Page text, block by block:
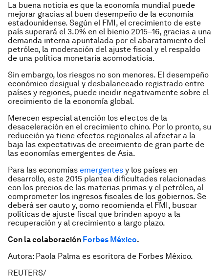
La buena noticia es que la econo­mía mundial puede
mejorar gracias al buen desempeño de la economía
estadounidense. Según el FMI, el crecimiento de este
país superará el 3.0% en el bienio 2015–16, gracias a una
demanda interna apuntalada por el abaratamiento del
petróleo, la moderación del ajuste fiscal y el respaldo
de una política monetaria acomodaticia.
Sin embargo, los riesgos no son menores. El desempeño
económico desigual y desbalanceado registrado entre
países y regiones, puede incidir negativamente sobre el
crecimiento de la economía global.
Merecen especial atención los efectos de la
desaceleración en el crecimiento chino. Por lo pronto, su
reducción ya tiene efectos regionales al afectar a la
baja las expectativas de crecimiento de gran parte de
las economías emergentes de Asia.
Para las economías emergentes y los países en
desarrollo, este 2015 plantea dificultades relacionadas
con los precios de las materias primas y el petróleo, al
comprometer los ingre­sos fiscales de los gobiernos. Se
de­berá ser cauto y, como recomienda el FMI, buscar
políticas de ajuste fiscal que brinden apoyo a la
recuperación y al crecimiento a largo plazo.
Con la colaboración Forbes México.
Autora: Paola Palma es escritora de Forbes México.
REUTERS/